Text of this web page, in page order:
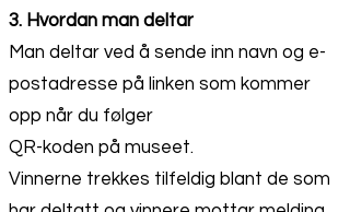
3. Hvordan man deltar
Man deltar ved å sende inn navn og e-
postadresse på linken som kommer
opp når du følger
QR-koden på museet.
Vinnerne trekkes tilfeldig blant de som